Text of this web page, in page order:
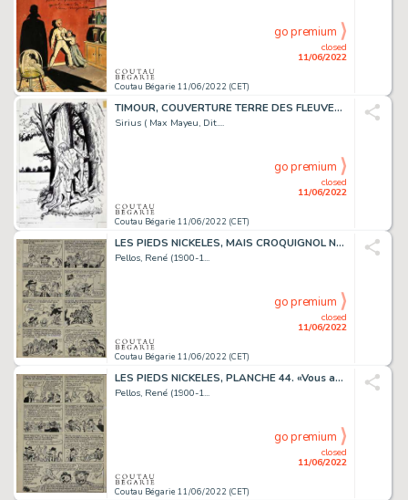
Coutau Bégarie 11/06/2022 (CET)
closed
11/06/2022
go premium
TIMOUR, COUVERTURE TERRE DES FLEUVES. Encre de Chine...
Sirius ( Max Mayeu, Dit....
Coutau Bégarie 11/06/2022 (CET)
closed
11/06/2022
go premium
LES PIEDS NICKELES, MAIS CROQUIGNOL NE S'EN FAISAIT...
Pellos, René (1900-1...
Coutau Bégarie 11/06/2022 (CET)
closed
11/06/2022
go premium
LES PIEDS NICKELES, PLANCHE 44. «Vous avez fait un...
Pellos, René (1900-1...
Coutau Bégarie 11/06/2022 (CET)
closed
11/06/2022
go premium